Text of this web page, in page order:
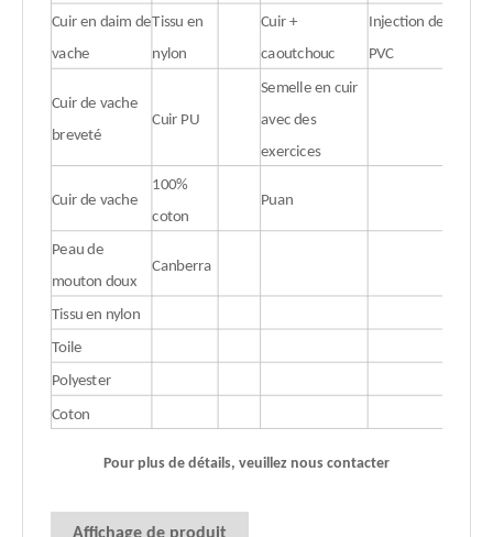
Cuir en daim de
vache
Tissu en
nylon
Cuir +
caoutchouc
Injection de
PVC
Cuir de vache
breveté
Cuir PU
Semelle en cuir
avec des
exercices
Cuir de vache
100%
coton
Puan
Peau de
mouton doux
Canberra
Tissu en nylon
Toile
Polyester
Coton
Pour plus de détails, veuillez nous contacter
Affichage de produit